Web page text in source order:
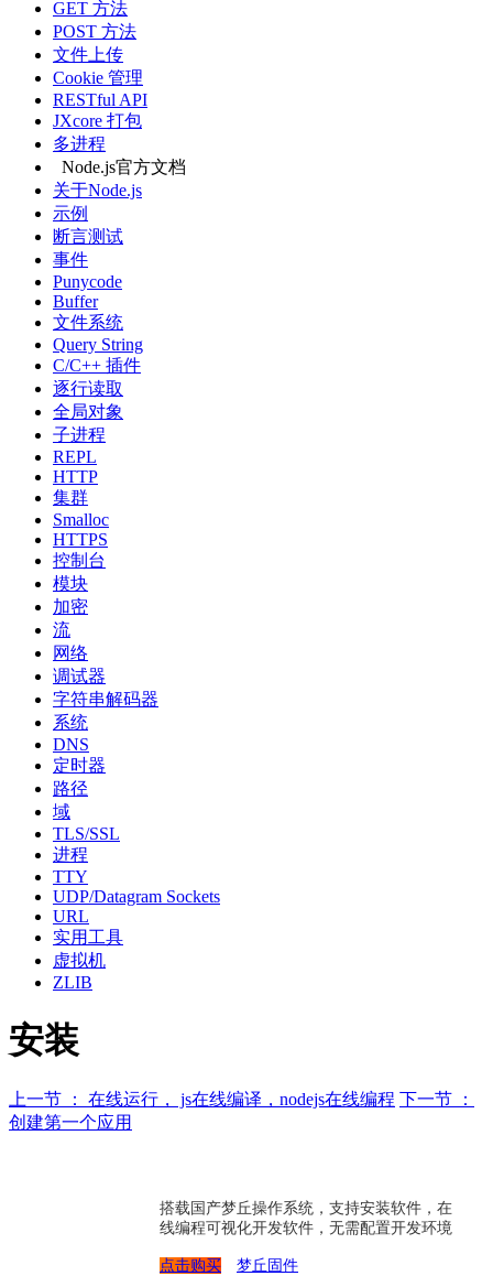
GET 方法
POST 方法
文件上传
Cookie 管理
RESTful API
JXcore 打包
多进程
Node.js官方文档
关于Node.js
示例
断言测试
事件
Punycode
Buffer
文件系统
Query String
C/C++ 插件
逐行读取
全局对象
子进程
REPL
HTTP
集群
Smalloc
HTTPS
控制台
模块
加密
流
网络
调试器
字符串解码器
系统
DNS
定时器
路径
域
TLS/SSL
进程
TTY
UDP/Datagram Sockets
URL
实用工具
虚拟机
ZLIB
安装
上一节 ： 在线运行， js在线编译，nodejs在线编程 下一节 ：
创建第一个应用
搭载国产梦丘操作系统，支持安装软件，在
线编程可视化开发软件，无需配置开发环境
点击购买 梦丘固件